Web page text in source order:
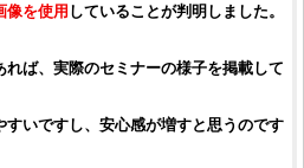
像を使用していることが判明しました。
ば、実際のセミナーの様子を掲載して
いですし、安心感が増すと思うのです